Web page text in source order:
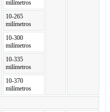
milímetros
10-265
milímetros
10-300
milímetros
10-335
milímetros
10-370
milímetros